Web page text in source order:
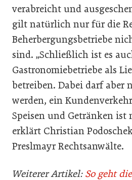
verabreicht und
gilt natürlich nur für die
Beherbergungsbetriebe
sind. „Schließlich ist es
Gastronomiebetriebe als
betreiben. Dabei darf aber
werden, ein
Speisen und Getränken ist
erklärt Christian
Preslmayr Rechtsanwälte.
Weiterer Artikel: So geht